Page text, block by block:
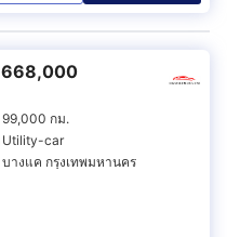
668,000
99,000 กม.
Utility-car
บางแค กรุงเทพมหานคร